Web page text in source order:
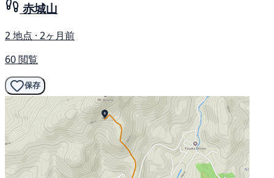
赤城山
2 地点 · 2ヶ月前
60 閲覧
保存